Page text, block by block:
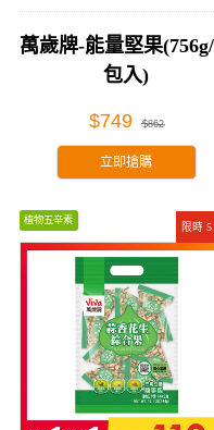
萬歲牌-能量堅果(756g/
包入)
$749 $862
立即搶購
限時
植物五辛素